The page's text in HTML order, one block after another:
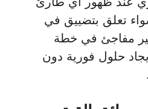
تعلق بتضييق في
مفاجئ في خطة
حلول فورية دون